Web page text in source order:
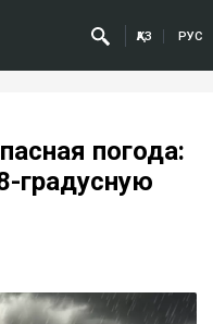
ҚАЗ РУС
погода:
градусную